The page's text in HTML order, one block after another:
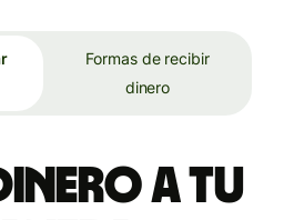
Formas de recibir
dinero
a tu